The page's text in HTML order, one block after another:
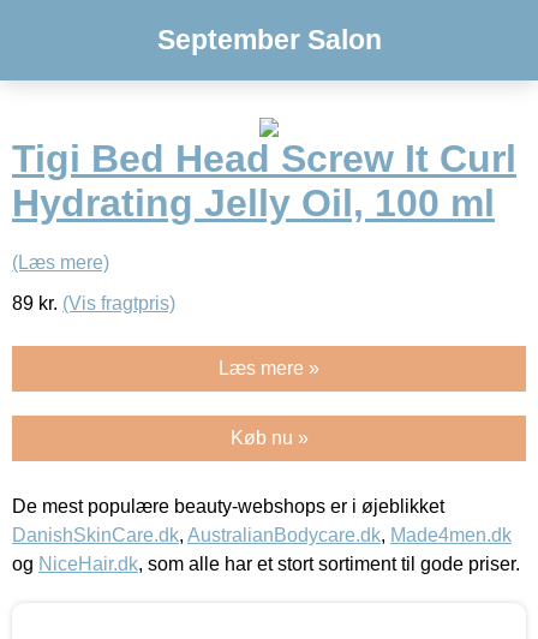
September Salon
Tigi Bed Head Screw It Curl
Hydrating Jelly Oil, 100 ml
(Læs mere)
89 kr. (Vis fragtpris)
Læs mere »
Køb nu »
De mest populære beauty-webshops er i øjeblikket
DanishSkinCare.dk, AustralianBodycare.dk, Made4men.dk
og NiceHair.dk, som alle har et stort sortiment til gode priser.